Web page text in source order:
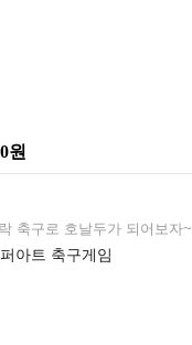
원
축구로 호날두가 되어보자~
아트 축구게임